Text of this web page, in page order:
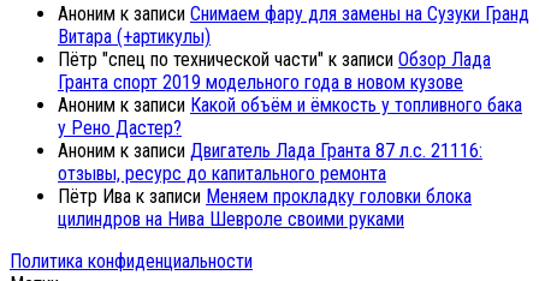
Аноним к записи Снимаем фару для замены на Сузуки Гранд
Витара (+артикулы)
Пётр "спец по технической части" к записи Обзор Лада
Гранта спорт 2019 модельного года в новом кузове
Аноним к записи Какой объём и ёмкость у топливного бака
у Рено Дастер?
Аноним к записи Двигатель Лада Гранта 87 л.с. 21116:
отзывы, ресурс до капитального ремонта
Пётр Ива к записи Меняем прокладку головки блока
цилиндров на Нива Шевроле своими руками
Политика конфиденциальности